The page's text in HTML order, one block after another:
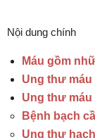
Nội dung chính
Máu gồm
Ung thư
Ung thư máu
Bệnh bạch
Ung thư